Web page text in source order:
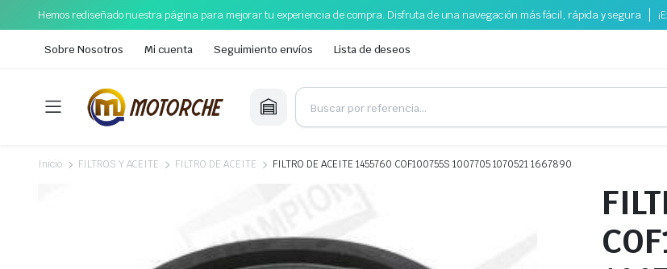
Hemos rediseñado nuestra página para mejorar tu experiencia de compra. Disfruta de una navegación más fácil, rápida y segura
Sobre Nosotros Mi cuenta Seguimiento envíos Lista de deseos
Inicio FILTROS Y ACEITE FILTRO DE ACEITE FILTRO DE ACEITE 1455760 COF100755S 1007705 1070521 1667890